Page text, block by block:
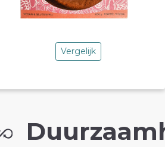
Vergelijk